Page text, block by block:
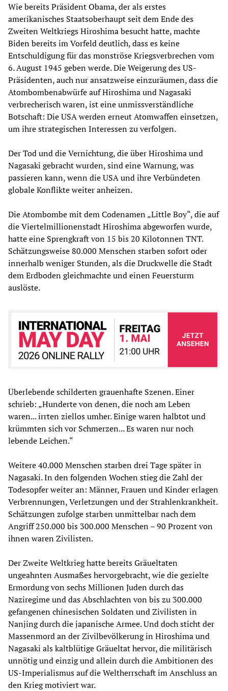
Wie bereits Präsident Obama, der als erstes
amerikanisches Staatsoberhaupt seit dem Ende des
Zweiten Weltkriegs Hiroshima besucht hatte, machte
Biden bereits im Vorfeld deutlich, dass es keine
Entschuldigung für das monströse Kriegsverbrechen vom
6. August 1945 geben werde. Die Weigerung des US-
Präsidenten, auch nur ansatzweise einzuräumen, dass die
Atombombenabwürfe auf Hiroshima und Nagasaki
verbrecherisch waren, ist eine unmissverständliche
Botschaft: Die USA werden erneut Atomwaffen einsetzen,
um ihre strategischen Interessen zu verfolgen.
Der Tod und die Vernichtung, die über Hiroshima und
Nagasaki gebracht wurden, sind eine Warnung, was
passieren kann, wenn die USA und ihre Verbündeten
globale Konflikte weiter anheizen.
Die Atombombe mit dem Codenamen „Little Boy“, die auf
die Viertelmillionenstadt Hiroshima abgeworfen wurde,
hatte eine Sprengkraft von 15 bis 20 Kilotonnen TNT.
Schätzungsweise 80.000 Menschen starben sofort oder
innerhalb weniger Stunden, als die Druckwelle die Stadt
dem Erdboden gleichmachte und einen Feuersturm
auslöste.
Überlebende schilderten grauenhafte Szenen. Einer
schrieb: „Hunderte von denen, die noch am Leben
waren... irrten ziellos umher. Einige waren halbtot und
krümmten sich vor Schmerzen... Es waren nur noch
lebende Leichen.“
Weitere 40.000 Menschen starben drei Tage später in
Nagasaki. In den folgenden Wochen stieg die Zahl der
Todesopfer weiter an: Männer, Frauen und Kinder erlagen
Verbrennungen, Verletzungen und der Strahlenkrankheit.
Schätzungen zufolge starben unmittelbar nach dem
Angriff 250.000 bis 300.000 Menschen – 90 Prozent von
ihnen waren Zivilisten.
Der Zweite Weltkrieg hatte bereits Gräueltaten
ungeahnten Ausmaßes hervorgebracht, wie die gezielte
Ermordung von sechs Millionen Juden durch das
Naziregime und das Abschlachten von bis zu 300.000
gefangenen chinesischen Soldaten und Zivilisten in
Nanjing durch die japanische Armee. Und doch sticht der
Massenmord an der Zivilbevölkerung in Hiroshima und
Nagasaki als kaltblütige Gräueltat hervor, die militärisch
unnötig und einzig und allein durch die Ambitionen des
US-Imperialismus auf die Weltherrschaft im Anschluss an
den Krieg motiviert war.